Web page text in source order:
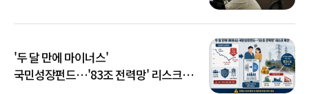
'두 달 만에 마이너스'
국민성장펀드…'83조 전력망' 리스크